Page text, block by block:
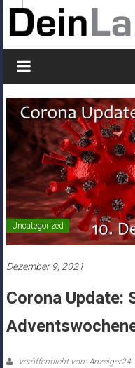
Uncategorized
Dezember 9, 2021
Corona Update:
Veröffentlicht von: Anzeiger24